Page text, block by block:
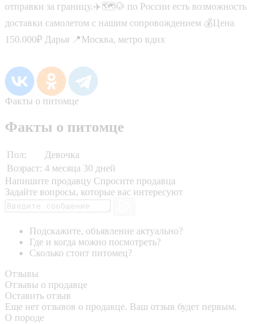
отправки за границу.✈️🗺️🐶 по России есть возможность
доставки самолетом с нашим сопровождением 💰Цена
150.000₽ Дарья 📍Москва, метро вднх
Факты о питомце
Факты о питомце
Пол:
Девочка
Возраст: 4 месяца 30 дней
Напишите продавцу Спросите продавца
Задайте вопросы, которые вас интересуют
Подскажите, объявление актуально?
Где и когда можно посмотреть?
Сколько стоит питомец?
Отзывы
Отзывы о продавце
Оставить отзыв
Еще нет отзывов о продавце. Ваш отзыв будет первым.
О породе